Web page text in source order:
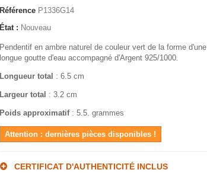
Référence P1336G14
État : Nouveau
Pendentif en ambre naturel de couleur vert de la forme d'une
longue goutte d'eau accompagné d'Argent 925/1000.
Longueur total : 6.5 cm
Largeur total : 3.2 cm
Poids approximatif : 5.5. grammes
Attention : dernières pièces disponibles !
CERTIFICAT D'AUTHENTICITÉ INCLUS